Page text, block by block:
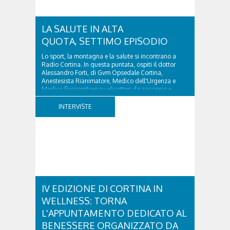
LA SALUTE IN ALTA
QUOTA, SETTIMO EPISODIO
Lo sport, la montagna e la salute si incontrano a
Radio Cortina. In questa puntata, ospiti il dottor
Alessandro Forti, di Gvm Opsedale Cortina,
Anestesista Rianimatore, Medico dell'Urgenza e
Medico Soccorritore su elicotteri da soccorso e
l'ingegner Michele Titton, delegato della sezione...
INTERVISTE
IV EDIZIONE DI CORTINA IN
WELLNESS: TORNA
L'APPUNTAMENTO DEDICATO AL
BENESSERE ORGANIZZATO DA